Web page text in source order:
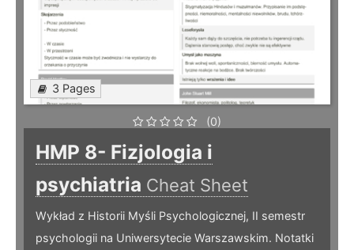
3 Pages
(0)
HMP 8- Fizjologia i
psychiatria Cheat Sheet
Wykład z Historii Myśli Psychologicznej, II semestr
psychologii na Uniwersytecie Warszawskim. Notatki